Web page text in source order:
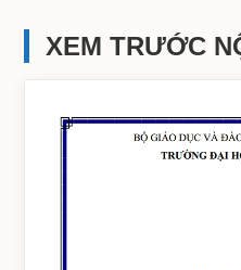
XEM TRƯỚC